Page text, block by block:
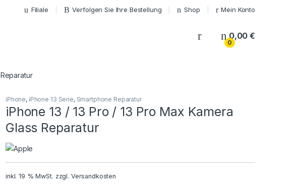
Filiale Verfolgen Sie Ihre Bestellung Shop Mein Konto
My Account
0
0,00€
iPhone, iPhone 13 Serie, Smartphone Reparatur
iPhone 13 / 13 Pro / 13 Pro Max Kamera
Glass Reparatur
inkl. 19 % MwSt. zzgl. Versandkosten